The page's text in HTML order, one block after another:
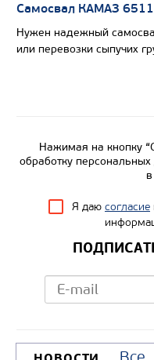
Колесная
Самосвал КАМАЗ
Нужен надежный
или перевозки сыпучих
Нажимая на кнопку
обработку
в
Я даю согласие